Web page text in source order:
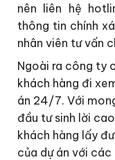
nên liên hệ
thông tin chính
nhân viên tư vấn
Ngoài ra công ty
khách hàng đi
án 24/7. Với
đầu tư sinh lời
khách hàng lấy
của dự án với các